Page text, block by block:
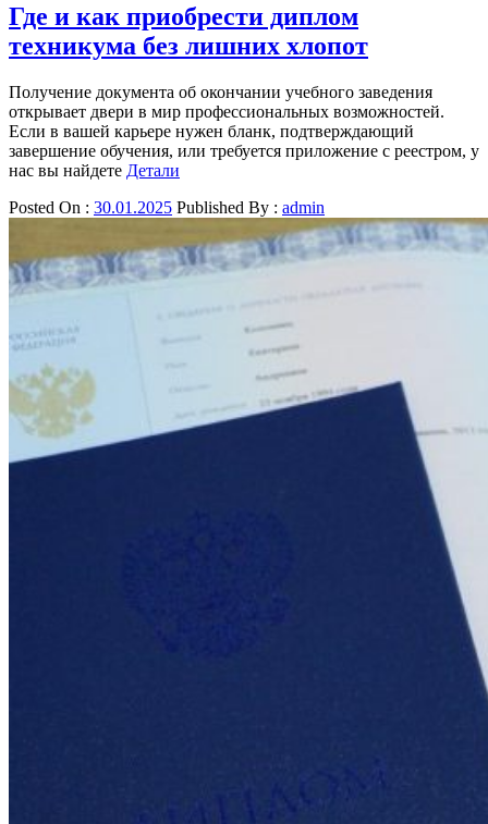
Где и как приобрести диплом
техникума без лишних хлопот
Получение документа об окончании учебного заведения
открывает двери в мир профессиональных возможностей.
Если в вашей карьере нужен бланк, подтверждающий
завершение обучения, или требуется приложение с реестром, у
нас вы найдете Детали
Posted On : 30.01.2025 Published By : admin